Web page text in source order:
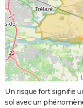
Un risque fort signifie
sol avec un